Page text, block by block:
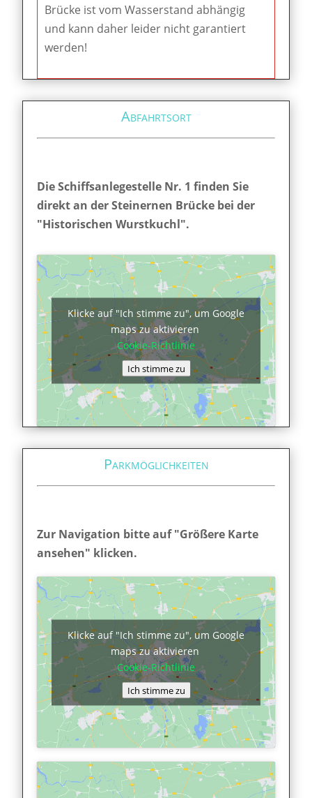
Brücke ist vom Wasserstand abhängig
und kann daher leider nicht garantiert
werden!
Abfahrtsort
Die Schiffsanlegestelle Nr. 1 finden Sie
direkt an der Steinernen Brücke bei der
"Historischen Wurstkuchl".
Klicke auf "Ich stimme zu", um Google
maps zu aktivieren
Cookie-Richtlinie
Ich stimme zu
Parkmöglichkeiten
Zur Navigation bitte auf "Größere Karte
ansehen" klicken.
Klicke auf "Ich stimme zu", um Google
maps zu aktivieren
Cookie-Richtlinie
Ich stimme zu